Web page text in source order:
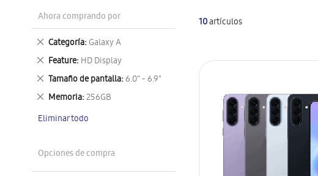
10artículos
Ahora comprando por
Categoría Galaxy A
Eliminar
este
artículo
Feature HD Display
Eliminar
este
artículo
Tamaño de pantalla 6.0" - 6.9"
Eliminar
este
artículo
Memoria 256GB
Eliminar
artículo
Eliminar todo
Opciones de compra